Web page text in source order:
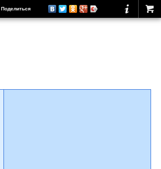
Поделиться